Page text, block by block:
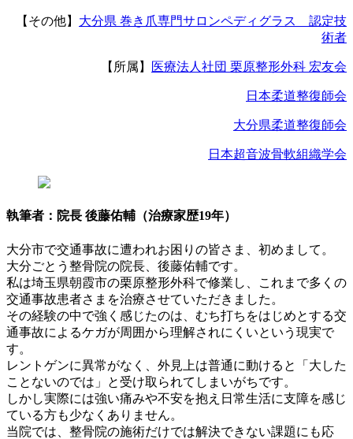
【その他】 大分県 巻き爪専門サロンペディグラス 認定技
術者
【所属】 医療法人社団 栗原整形外科 宏友会
日本柔道整復師会
大分県柔道整復師会
日本超音波骨軟組織学会
執筆者：院長 後藤佑輔（治療家歴19年）
大分市で交通事故に遭われお困りの皆さま、初めまして。
大分ごとう整骨院の院長、後藤佑輔です。
私は埼玉県朝霞市の栗原整形外科で修業し、これまで多くの
交通事故患者さまを治療させていただきました。
その経験の中で強く感じたのは、むち打ちをはじめとする交
通事故によるケガが周囲から理解されにくいという現実で
す。
レントゲンに異常がなく、外見上は普通に動けると「大した
ことないのでは」と受け取られてしまいがちです。
しかし実際には強い痛みや不安を抱え日常生活に支障を感じ
ている方も少なくありません。
当院では、整骨院の施術だけでは解決できない課題にも応